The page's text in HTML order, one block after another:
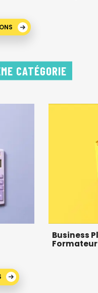
CATÉGORIE
Business